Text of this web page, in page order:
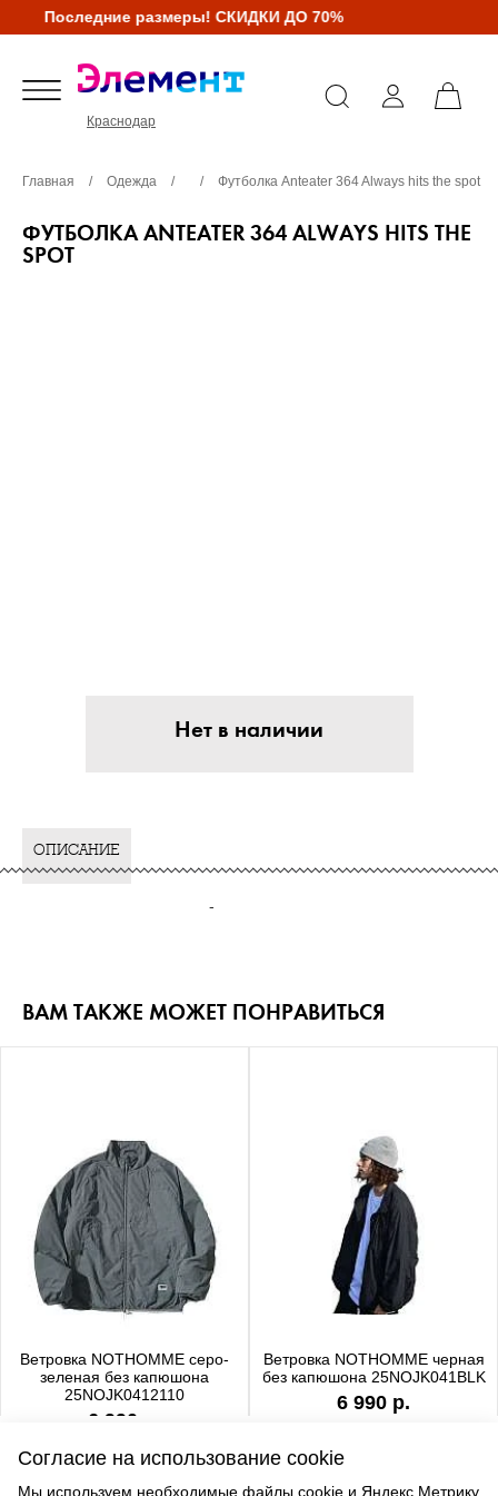
Последние размеры! СКИДКИ ДО 70%
Краснодар
Главная / Одежда / / Футболка Anteater 364 Always hits the spot
ФУТБОЛКА ANTEATER 364 ALWAYS HITS THE
SPOT
Нет в наличии
ОПИСАНИЕ
-
ВАМ ТАКЖЕ МОЖЕТ ПОНРАВИТЬСЯ
Ветровка NOTHOMME серо-
зеленая без капюшона
25NOJK0412110
6 990 р.
Ветровка NOTHOMME черная
без капюшона 25NOJK041BLK
6 990 р.
Согласие на использование cookie
Мы используем необходимые файлы cookie и Яндекс.Метрику